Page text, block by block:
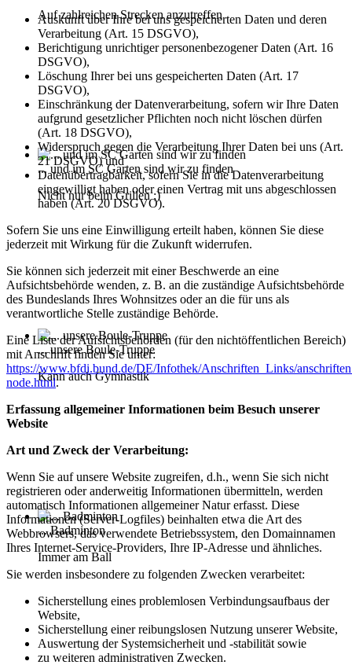
Auf zahlreichen Strecken anzutreffen
... und im SC Garten sind wir zu finden
Nicht nur beim Grillen ;)
... unsere Boule-Truppe
Kann auch Gymnastik
... Badminton
Immer am Ball
Auskunft über Ihre bei uns gespeicherten Daten und deren
Verarbeitung (Art. 15 DSGVO),
Berichtigung unrichtiger personenbezogener Daten (Art. 16
DSGVO),
Löschung Ihrer bei uns gespeicherten Daten (Art. 17
DSGVO),
Einschränkung der Datenverarbeitung, sofern wir Ihre Daten
aufgrund gesetzlicher Pflichten noch nicht löschen dürfen
(Art. 18 DSGVO),
Widerspruch gegen die Verarbeitung Ihrer Daten bei uns (Art.
21 DSGVO) und
Datenübertragbarkeit, sofern Sie in die Datenverarbeitung
eingewilligt haben oder einen Vertrag mit uns abgeschlossen
haben (Art. 20 DSGVO).
Sofern Sie uns eine Einwilligung erteilt haben, können Sie diese
jederzeit mit Wirkung für die Zukunft widerrufen.
Sie können sich jederzeit mit einer Beschwerde an eine
Aufsichtsbehörde wenden, z. B. an die zuständige Aufsichtsbehörde
des Bundeslands Ihres Wohnsitzes oder an die für uns als
verantwortliche Stelle zuständige Behörde.
Eine Liste der Aufsichtsbehörden (für den nichtöffentlichen Bereich)
mit Anschrift finden Sie unter:
https://www.bfdi.bund.de/DE/Infothek/Anschriften_Links/
node.html.
Erfassung allgemeiner Informationen beim Besuch unserer
Website
Art und Zweck der Verarbeitung:
Wenn Sie auf unsere Website zugreifen, d.h., wenn Sie sich nicht
registrieren oder anderweitig Informationen übermitteln, werden
automatisch Informationen allgemeiner Natur erfasst. Diese
Informationen (Server-Logfiles) beinhalten etwa die Art des
Webbrowsers, das verwendete Betriebssystem, den Domainnamen
Ihres Internet-Service-Providers, Ihre IP-Adresse und ähnliches.
Sie werden insbesondere zu folgenden Zwecken verarbeitet:
Sicherstellung eines problemlosen Verbindungsaufbaus der
Website,
Sicherstellung einer reibungslosen Nutzung unserer Website,
Auswertung der Systemsicherheit und -stabilität sowie
zu weiteren administrativen Zwecken.